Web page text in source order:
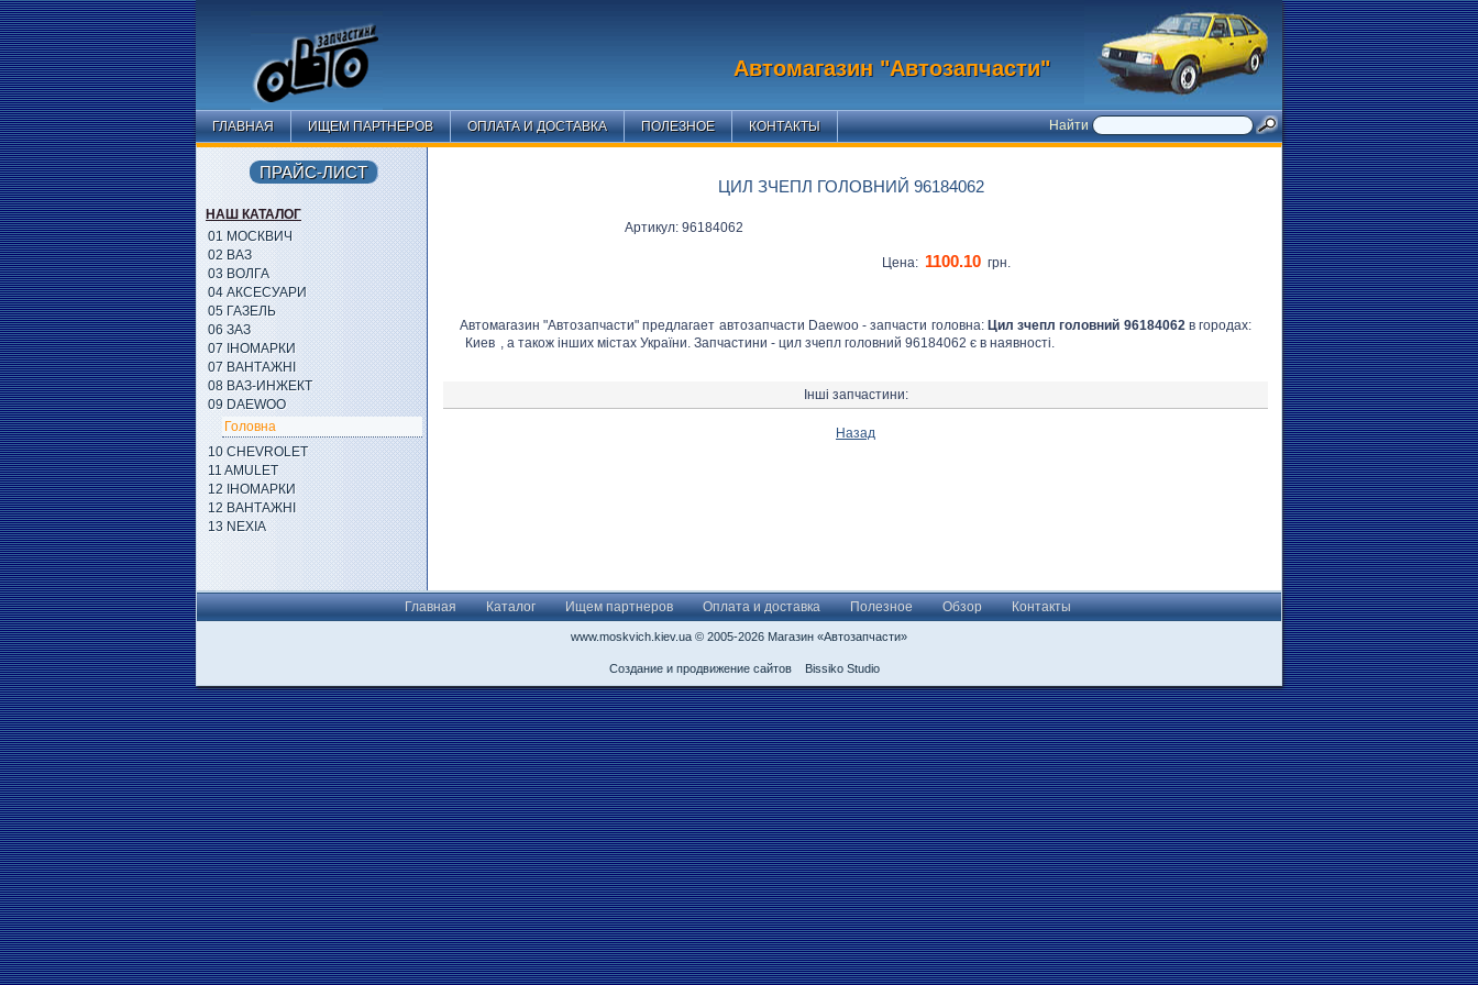
Автомагазин "Автозапчасти"
ГЛАВНАЯ ИЩЕМ ПАРТНЕРОВ ОПЛАТА И ДОСТАВКА ПОЛЕЗНОЕ КОНТАКТЫ Найти
ЦИЛ ЗЧЕПЛ ГОЛОВНИЙ 96184062
Артикул: 96184062
Цена: 1100.10 грн.
Автомагазин "Автозапчасти" предлагает автозапчасти Daewoo - запчасти головна: Цил зчепл головний 96184062в городах:
Киев , а також інших містах України. Запчастини - цил зчепл головний 96184062 є в наявності.
Інші запчастини:
Назад
ПРАЙС-ЛИСТ
НАШ КАТАЛОГ
01 МОСКВИЧ
02 ВАЗ
03 ВОЛГА
04 АКСЕСУАРИ
05 ГАЗЕЛЬ
06 ЗАЗ
07 ІНОМАРКИ
07 ВАНТАЖНІ
08 ВАЗ-ИНЖЕКТ
09 DAEWOO
Головна
10 CHEVROLET
11 AMULET
12 ІНОМАРКИ
12 ВАНТАЖНІ
13 NEXIA
Главная Каталог Ищем партнеров Оплата и доставка Полезное Обзор Контакты
www.moskvich.kiev.ua © 2005-2026 Магазин «Автозапчасти»
Создание и продвижение сайтов Bissiko Studio